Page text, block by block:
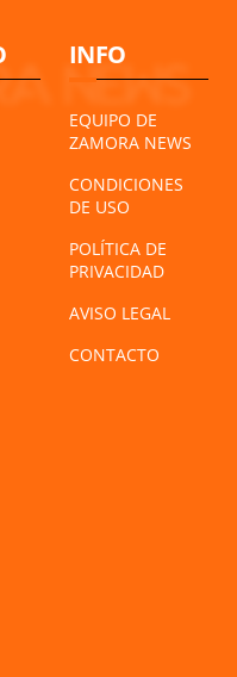
INFO
EQUIPO DE
ZAMORA NEWS
CONDICIONES
DE USO
POLÍTICA DE
PRIVACIDAD
AVISO LEGAL
CONTACTO